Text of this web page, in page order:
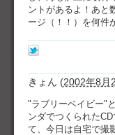
ントがあるよ！あと
ージ（！！）を何件
きょん (2002年8月
"ラブリーベイビー"
ンダでつくられた
て、今日は自宅で撮